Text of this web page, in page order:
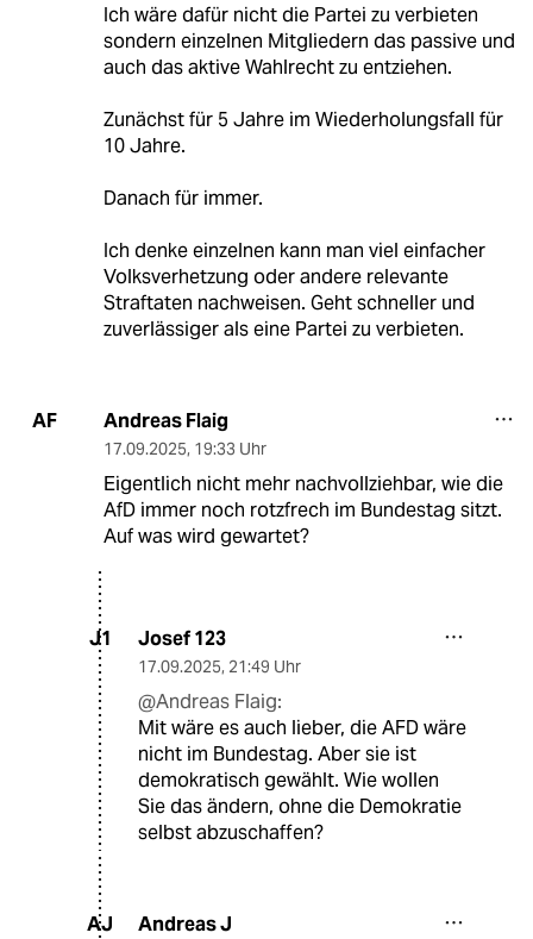
Ich wäre dafür nicht die Partei zu verbieten
sondern einzelnen Mitgliedern das passive und
auch das aktive Wahlrecht zu entziehen.
Zunächst für 5 Jahre im Wiederholungsfall für
10 Jahre.
Danach für immer.
Ich denke einzelnen kann man viel einfacher
Volksverhetzung oder andere relevante
Straftaten nachweisen. Geht schneller und
zuverlässiger als eine Partei zu verbieten.
AF Andreas Flaig
17.09.2025, 19:33 Uhr
Eigentlich nicht mehr nachvollziehbar, wie die
AfD immer noch rotzfrech im Bundestag sitzt.
Auf was wird gewartet?
J1 Josef 123
17.09.2025, 21:49 Uhr
@Andreas Flaig:
Mit wäre es auch lieber, die AFD wäre
nicht im Bundestag. Aber sie ist
demokratisch gewählt. Wie wollen
Sie das ändern, ohne die Demokratie
selbst abzuschaffen?
AJ Andreas J